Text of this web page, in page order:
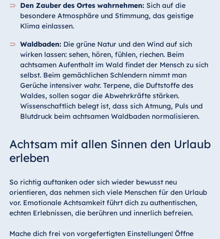
Den Zauber des Ortes wahrnehmen: Sich auf die
besondere Atmosphäre und Stimmung, das geistige
Klima einlassen.
Waldbaden: Die grüne Natur und den Wind auf sich
wirken lassen: sehen, hören, fühlen, riechen. Beim
achtsamen Aufenthalt im Wald findet der Mensch zu sich
selbst. Beim gemächlichen Schlendern nimmt man
Gerüche intensiver wahr. Terpene, die Duftstoffe des
Waldes, sollen sogar die Abwehrkräfte stärken.
Wissenschaftlich belegt ist, dass sich Atmung, Puls und
Blutdruck beim achtsamen Waldbaden normalisieren.
Achtsam mit allen Sinnen den Urlaub
erleben
So richtig auftanken oder sich wieder bewusst neu
orientieren, das nehmen sich viele Menschen für den Urlaub
vor. Emotionale Achtsamkeit führt dich zu authentischen,
echten Erlebnissen, die berühren und innerlich befreien.
Mache dich frei von vorgefertigten Einstellungen! Öffne